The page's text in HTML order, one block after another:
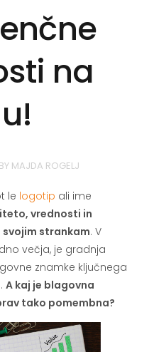
na
BY MAJDA ROGELJ
le logotip ali ime
vrednosti in
strankam. V
večja, je gradnja
znamke ključnega
A kaj je blagovna
tako pomembna?